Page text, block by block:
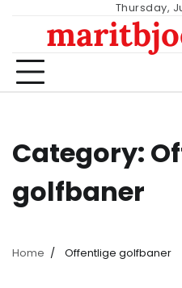
content
Thursday,
Category:
golfbaner
Home Offentlige golfbaner